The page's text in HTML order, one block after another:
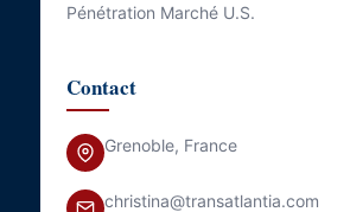
Pénétration Marché U.S.
Contact
Grenoble, France
christina@transatlantia.com